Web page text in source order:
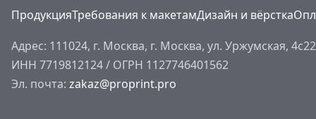
ПродукцияТребования к макетамДизайн и вёрстка
Адрес: 111024, г. Москва, г. Москва, ул. Уржумская, 4с22
ИНН 7719812124/ ОГРН 1127746401562
Эл. почта: zakaz@proprint.pro